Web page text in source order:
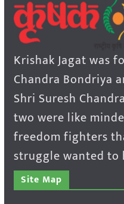
Krishak Jagat was
Chandra Bondriya
Shri Suresh
two were like
freedom fighters
struggle wanted
Site Map